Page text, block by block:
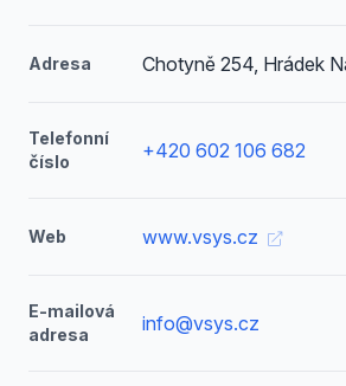
Adresa Chotyně 254, Hrádek
Telefonní
číslo
+420 602 106 682
Web www.vsys.cz
E-mailová
adresa
info@vsys.cz